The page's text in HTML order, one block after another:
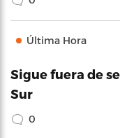
Última Hora
Sigue fuera de
Sur
0